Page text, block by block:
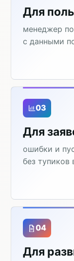
Для
менеджер
с данными
03
Для
ошибки и
без тупиков
04
Для